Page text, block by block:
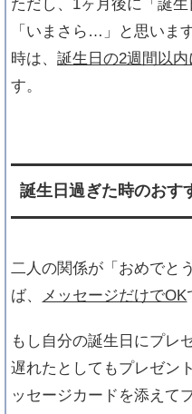
を見つけ出す
ただし、1ヶ月後に「誕
「いまさら…」と思いま
時は、誕生日の2週間以
す。
誕生日過ぎた時のおす
二人の関係が「おめでと
ば、 メッセージだけでOK
もし自分の誕生日にプレ
遅れたとしてもプレゼン
ッセージカードを添えて